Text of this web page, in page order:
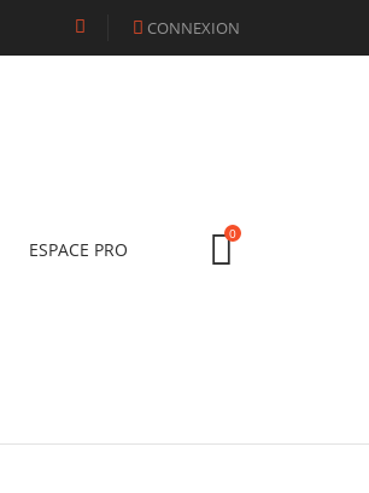
 CONNEXION
ESPACE PRO
0